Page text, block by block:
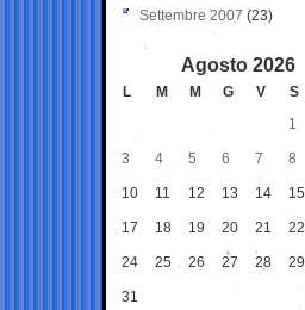
Settembre 2007 (23)
Agosto 2026
L M M G V S
1
3 4 5 6 7 8
10 11 12 13 14 15
17 18 19 20 21 22
24 25 26 27 28 29
31